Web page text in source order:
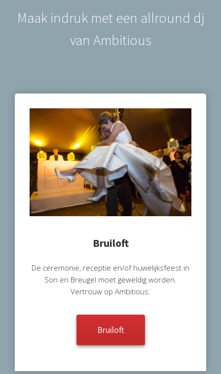
Maak indruk met een allround dj
van Ambitious
Bruiloft
De ceremonie, receptie en/of huwelijksfeest in
Son en Breugel moet geweldig worden.
Vertrouw op Ambitious.
Bruiloft